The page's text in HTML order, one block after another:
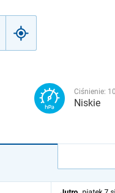
Ciśnienie:
Niskie